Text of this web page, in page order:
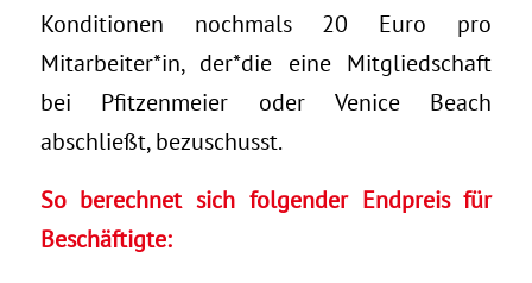
Konditionen nochmals 20 Euro pro
Mitarbeiter*in, der*die eine Mitgliedschaft
bei Pfitzenmeier oder Venice Beach
abschließt, bezuschusst.
So berechnet sich folgender Endpreis für
Beschäftigte: